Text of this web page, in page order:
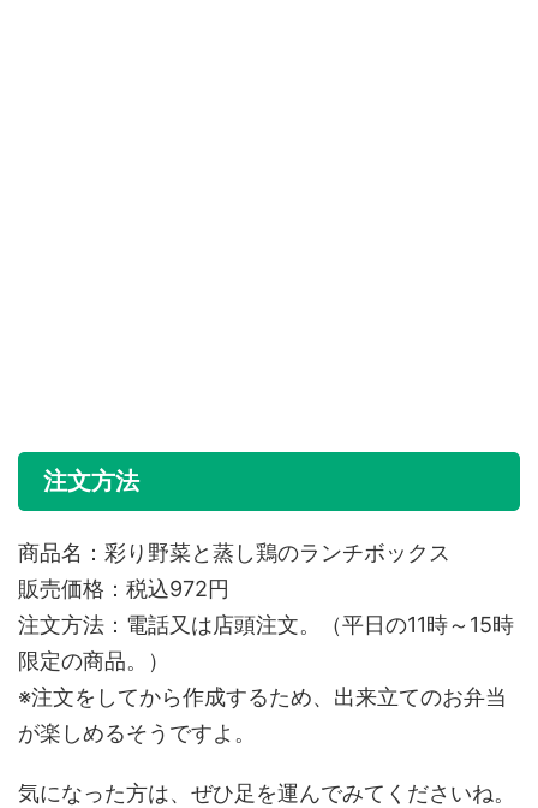
注文方法
商品名：彩り野菜と蒸し鶏のランチボックス
販売価格：税込972円
注文方法：電話又は店頭注文。（平日の11時～15時
限定の商品。）
※注文をしてから作成するため、出来立てのお弁当
が楽しめるそうですよ。
気になった方は、ぜひ足を運んでみてくださいね。